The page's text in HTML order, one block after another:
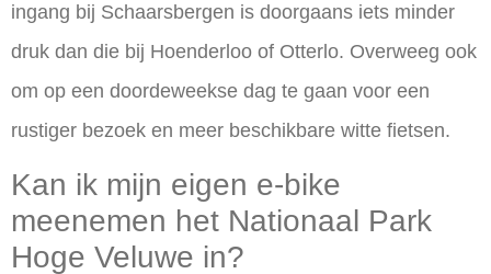
ingang bij Schaarsbergen is doorgaans iets minder
druk dan die bij Hoenderloo of Otterlo. Overweeg ook
om op een doordeweekse dag te gaan voor een
rustiger bezoek en meer beschikbare witte fietsen.
Kan ik mijn eigen e-bike
meenemen het Nationaal Park
Hoge Veluwe in?